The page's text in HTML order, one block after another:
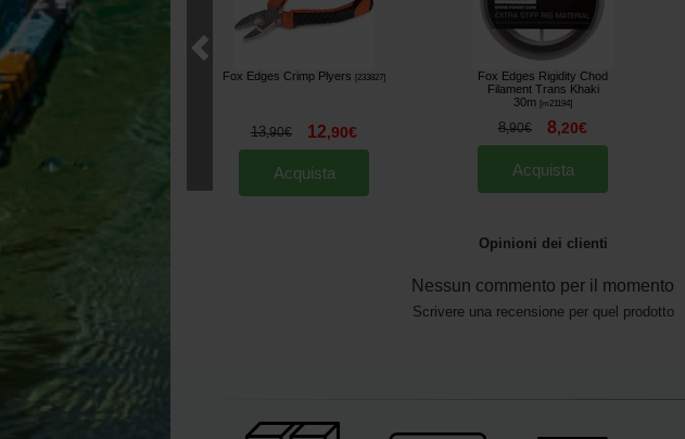
Fox Edges Crimp Plyers [233827]
13,90€ 12,90€
Acquista
Fox Edges Rigidity Chod
Filament Trans Khaki
30m [m21194]
8,90€ 8,20€
Acquista
Opinioni dei clienti
Nessun commento per il momento
Scrivere una recensione per quel prodotto